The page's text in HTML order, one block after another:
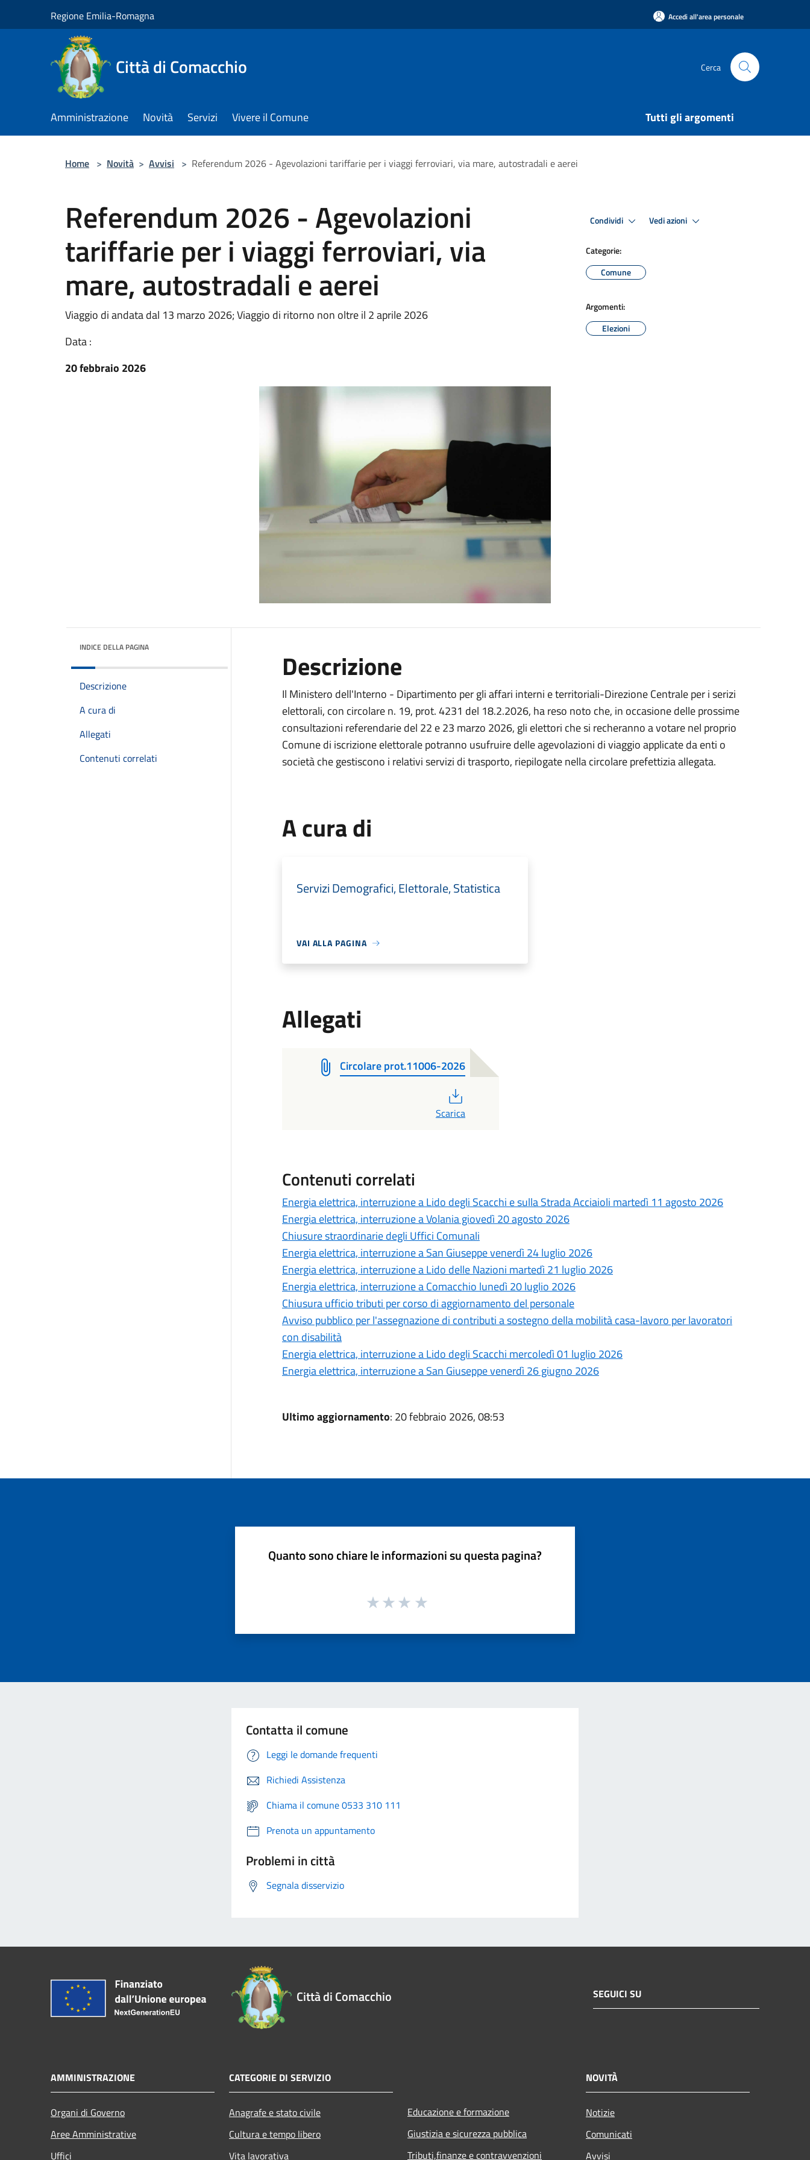
Regione Emilia-Romagna Accedi all'area personale
Città di Comacchio Cerca
Amministrazione Novità Servizi Vivere il Comune Tutti gli argomenti
Home > Novità > Avvisi > Referendum 2026 - Agevolazioni tariffarie per i viaggi ferroviari, via mare, autostradali e aerei
Referendum 2026 - Agevolazioni
tariffarie per i viaggi ferroviari, via
mare, autostradali e aerei
Viaggio di andata dal 13 marzo 2026; Viaggio di ritorno non oltre il 2 aprile 2026
Data :
20 febbraio 2026
Condividi Vedi azioni
Categorie:
Comune
Argomenti:
Elezioni
INDICE DELLA PAGINA
Descrizione
A cura di
Allegati
Contenuti correlati
Descrizione
Il Ministero dell'Interno - Dipartimento per gli affari interni e territoriali-Direzione Centrale per i serizi
elettorali, con circolare n. 19, prot. 4231 del 18.2.2026, ha reso noto che, in occasione delle prossime
consultazioni referendarie del 22 e 23 marzo 2026, gli elettori che si recheranno a votare nel proprio
Comune di iscrizione elettorale potranno usufruire delle agevolazioni di viaggio applicate da enti o
società che gestiscono i relativi servizi di trasporto, riepilogate nella circolare prefettizia allegata.
A cura di
Servizi Demografici, Elettorale, Statistica
VAI ALLA PAGINA
Allegati
Circolare prot.11006-2026
Scarica
Contenuti correlati
Energia elettrica, interruzione a Lido degli Scacchi e sulla Strada Acciaioli martedì 11 agosto 2026
Energia elettrica, interruzione a Volania giovedì 20 agosto 2026
Chiusure straordinarie degli Uffici Comunali
Energia elettrica, interruzione a San Giuseppe venerdì 24 luglio 2026
Energia elettrica, interruzione a Lido delle Nazioni martedì 21 luglio 2026
Energia elettrica, interruzione a Comacchio lunedì 20 luglio 2026
Chiusura ufficio tributi per corso di aggiornamento del personale
Avviso pubblico per l'assegnazione di contributi a sostegno della mobilità casa-lavoro per lavoratori
con disabilità
Energia elettrica, interruzione a Lido degli Scacchi mercoledì 01 luglio 2026
Energia elettrica, interruzione a San Giuseppe venerdì 26 giugno 2026
Ultimo aggiornamento: 20 febbraio 2026, 08:53
Quanto sono chiare le informazioni su questa pagina?
Contatta il comune
Leggi le domande frequenti
Richiedi Assistenza
Chiama il comune 0533 310 111
Prenota un appuntamento
Problemi in città
Segnala disservizio
Città di Comacchio SEGUICI SU
AMMINISTRAZIONE
Organi di Governo
Aree Amministrative
Uffici
CATEGORIE DI SERVIZIO
Anagrafe e stato civile
Cultura e tempo libero
Vita lavorativa
Educazione e formazione
Giustizia e sicurezza pubblica
Tributi,finanze e contravvenzioni
NOVITÀ
Notizie
Comunicati
Avvisi